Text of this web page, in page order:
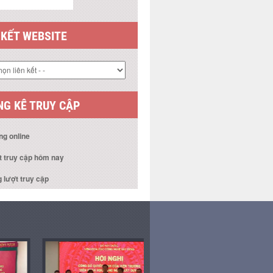
WEBSITE
KÊ TRUY CẬP
online
truy cập hôm nay
lượt truy cập